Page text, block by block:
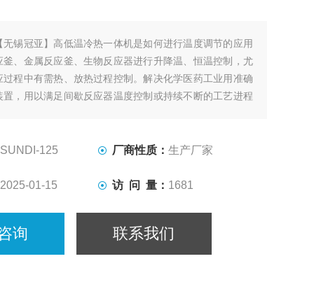
无锡冠亚】高低温冷热一体机是如何进行温度调节的应用
釜、金属反应釜、生物反应器进行升降温、恒温控制，尤
过程中有需热、放热过程控制。解决化学医药工业用准确
置，用以满足间歇反应器温度控制或持续不断的工艺进程
SUNDI-125 厂商性质：生产厂家
2025-01-15 访 问 量： 1681
询 联系我们